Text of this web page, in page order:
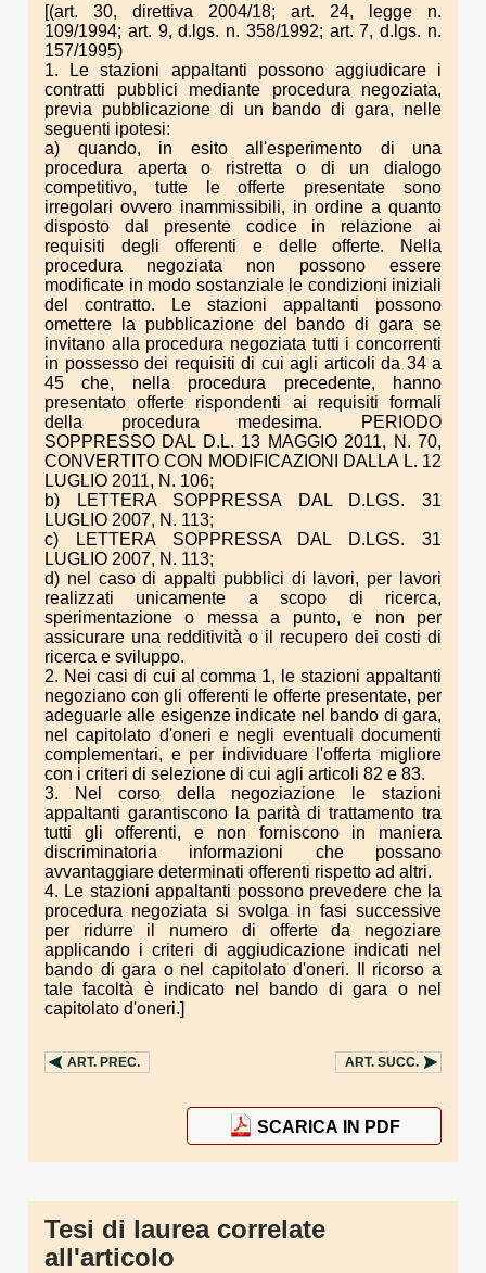
[(art. 30, direttiva 2004/18; art. 24, legge n.
109/1994; art. 9, d.lgs. n. 358/1992; art. 7, d.lgs. n.
157/1995)
1. Le stazioni appaltanti possono aggiudicare i
contratti pubblici mediante procedura negoziata,
previa pubblicazione di un bando di gara, nelle
seguenti ipotesi:
a) quando, in esito all'esperimento di una
procedura aperta o ristretta o di un dialogo
competitivo, tutte le offerte presentate sono
irregolari ovvero inammissibili, in ordine a quanto
disposto dal presente codice in relazione ai
requisiti degli offerenti e delle offerte. Nella
procedura negoziata non possono essere
modificate in modo sostanziale le condizioni iniziali
del contratto. Le stazioni appaltanti possono
omettere la pubblicazione del bando di gara se
invitano alla procedura negoziata tutti i concorrenti
in possesso dei requisiti di cui agli articoli da 34 a
45 che, nella procedura precedente, hanno
presentato offerte rispondenti ai requisiti formali
della procedura medesima. PERIODO
SOPPRESSO DAL D.L. 13 MAGGIO 2011, N. 70,
CONVERTITO CON MODIFICAZIONI DALLA L. 12
LUGLIO 2011, N. 106;
b) LETTERA SOPPRESSA DAL D.LGS. 31
LUGLIO 2007, N. 113;
c) LETTERA SOPPRESSA DAL D.LGS. 31
LUGLIO 2007, N. 113;
d) nel caso di appalti pubblici di lavori, per lavori
realizzati unicamente a scopo di ricerca,
sperimentazione o messa a punto, e non per
assicurare una redditività o il recupero dei costi di
ricerca e sviluppo.
2. Nei casi di cui al comma 1, le stazioni appaltanti
negoziano con gli offerenti le offerte presentate, per
adeguarle alle esigenze indicate nel bando di gara,
nel capitolato d'oneri e negli eventuali documenti
complementari, e per individuare l'offerta migliore
con i criteri di selezione di cui agli articoli 82 e 83.
3. Nel corso della negoziazione le stazioni
appaltanti garantiscono la parità di trattamento tra
tutti gli offerenti, e non forniscono in maniera
discriminatoria informazioni che possano
avvantaggiare determinati offerenti rispetto ad altri.
4. Le stazioni appaltanti possono prevedere che la
procedura negoziata si svolga in fasi successive
per ridurre il numero di offerte da negoziare
applicando i criteri di aggiudicazione indicati nel
bando di gara o nel capitolato d'oneri. Il ricorso a
tale facoltà è indicato nel bando di gara o nel
capitolato d'oneri.]
ART. PREC. ART. SUCC.
SCARICA IN PDF
Tesi di laurea correlate
all'articolo